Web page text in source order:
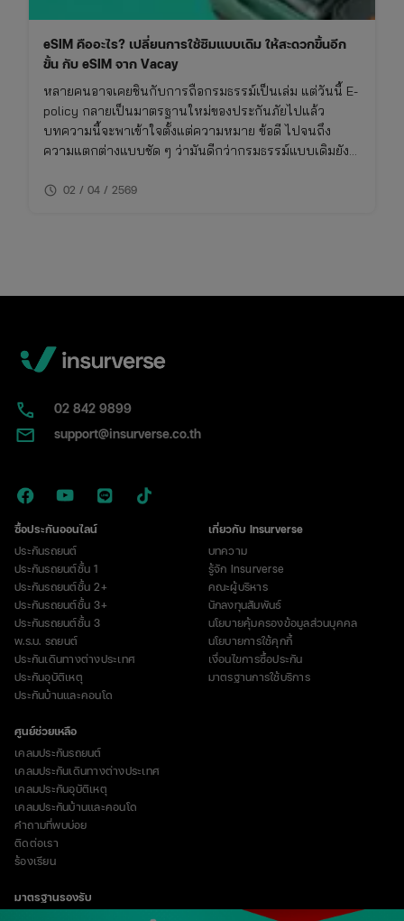
eSIM คืออะไร? เปลี่ยนการใช้ซิมแบบเดิม ให้สะดวกขึ้นอีก
ขั้น กับ eSIM จาก Vacay
หลายคนอาจเคยชินกับการถือกรมธรรม์เป็นเล่ม แต่วันนี้ E-
policy กลายเป็นมาตรฐานใหม่ของประกันภัยไปแล้ว
บทความนี้จะพาเข้าใจตั้งแต่ความหมาย ข้อดี ไปจนถึง
ความแตกต่างแบบชัด ๆ ว่ามันดีกว่ากรมธรรม์แบบเดิมยัง
schedule 02 / 04 / 2569
02​ 842 9899
support@insurverse.co.th
ซื้อประกันออนไลน์
ประกันรถยนต์
ประกันรถยนต์ชั้น 1
ประกันรถยนต์ชั้น 2+
ประกันรถยนต์ชั้น 3+
ประกันรถยนต์ชั้น 3
พ.ร.บ. รถยนต์
ประกันเดินทางต่างประเทศ
ประกันอุบัติเหตุ
ประกันบ้านและคอนโด
เกี่ยวกับ Insurverse
บทความ
รู้จัก Insurverse
คณะผู้บริหาร
นักลงทุนสัมพันธ์
นโยบายคุ้มครองข้อมูลส่วนบุคคล
นโยบายการใช้คุกกี้
เงื่อนไขการซื้อประกัน
มาตรฐานการใช้บริการ
ศูนย์ช่วยเหลือ
เคลมประกันรถยนต์
เคลมประกันเดินทางต่างประเทศ
เคลมประกันอุบัติเหตุ
เคลมประกันบ้านและคอนโด
คำถามที่พบบ่อย
ติดต่อเรา
ร้องเรียน
มาตรฐานรองรับ